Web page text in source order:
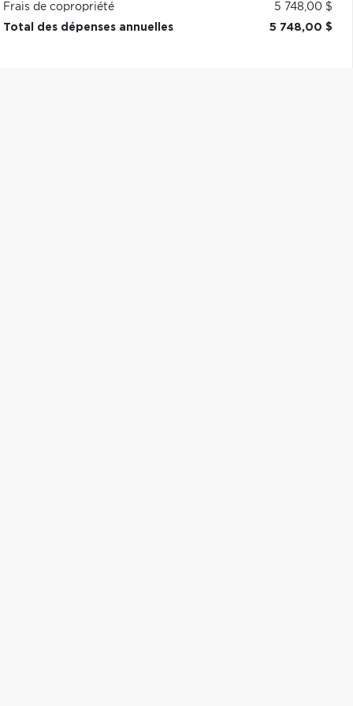
Frais de copropriété
5 748,00 $
Total des dépenses annuelles
5 748,00 $